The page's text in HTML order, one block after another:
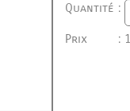
Quantité :
Prix :